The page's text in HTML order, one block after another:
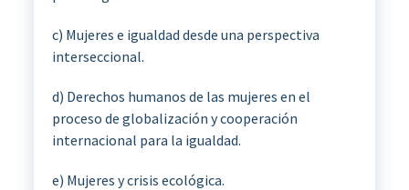
c) Mujeres e igualdad desde una perspectiva
interseccional.
d) Derechos humanos de las mujeres en el
proceso de globalización y cooperación
internacional para la igualdad.
e) Mujeres y crisis ecológica.